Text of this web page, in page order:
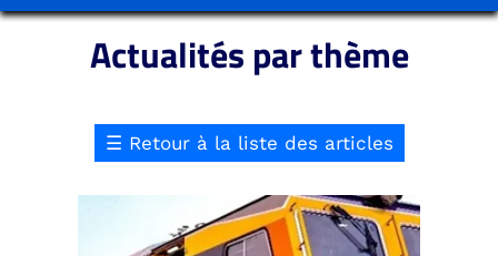
Actualités par thème
☰ Retour à la liste des articles